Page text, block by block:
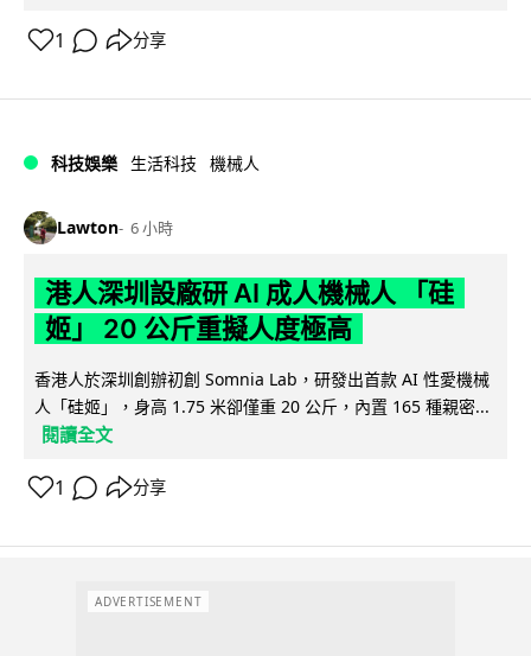
1 分享
科技娛樂 生活科技 機械人
Lawton 6 小時
港人深圳設廠研 AI 成人機械人 「硅
姬」 20 公斤重擬人度極高
香港人於深圳創辦初創 Somnia Lab，研發出首款 AI 性愛機械
人「硅姬」，身高 1.75 米卻僅重 20 公斤，內置 165 種親密...
閱讀全文
1 分享
ADVERTISEMENT